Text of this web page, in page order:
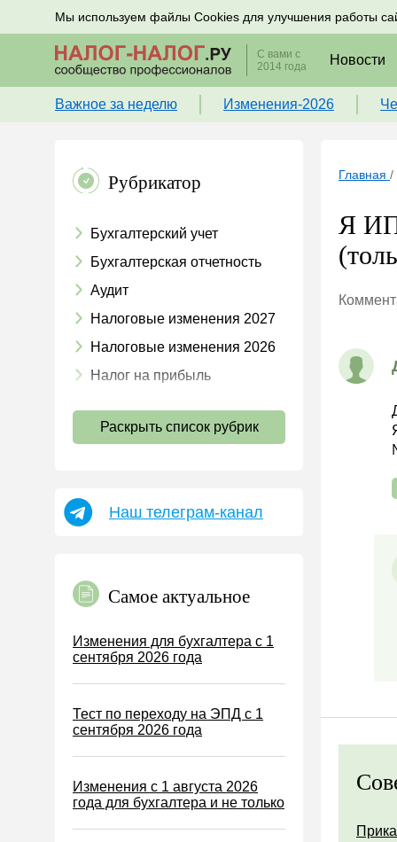
Мы используем файлы Cookies для улучшения работы
Подписывайтесь на новости по налогам, учету и
С вами с
2014 года
Новости
Важное за неделю Изменения-2026
Рубрикатор
Бухгалтерский учет
Бухгалтерская отчетность
Аудит
Налоговые изменения 2027
Налоговые изменения 2026
Налог на прибыль
Страховые взносы 2026
УСН
Земельный налог
Налог на рекламу
Торговый сбор
Туристический налог
Водный налог
Экологический налог
Раскрыть список рубрик
Наш телеграм-канал
Самое актуальное
Изменения для бухгалтера с 1
сентября 2026 года
Тест по переходу на ЭПД с 1
сентября 2026 года
Изменения с 1 августа 2026
года для бухгалтера и не только
Главная /
Я